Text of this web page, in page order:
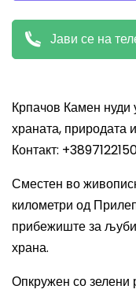
Јави се на
Крпачов Камен нуди
храната, природата
Контакт:
Сместен во
километри од
прибежиште за
храна.
Опкружен со зелени